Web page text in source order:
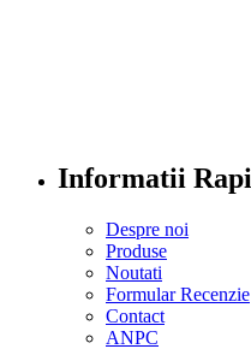
Informatii
Despre noi
Produse
Noutati
Formular Recenzie
Contact
ANPC